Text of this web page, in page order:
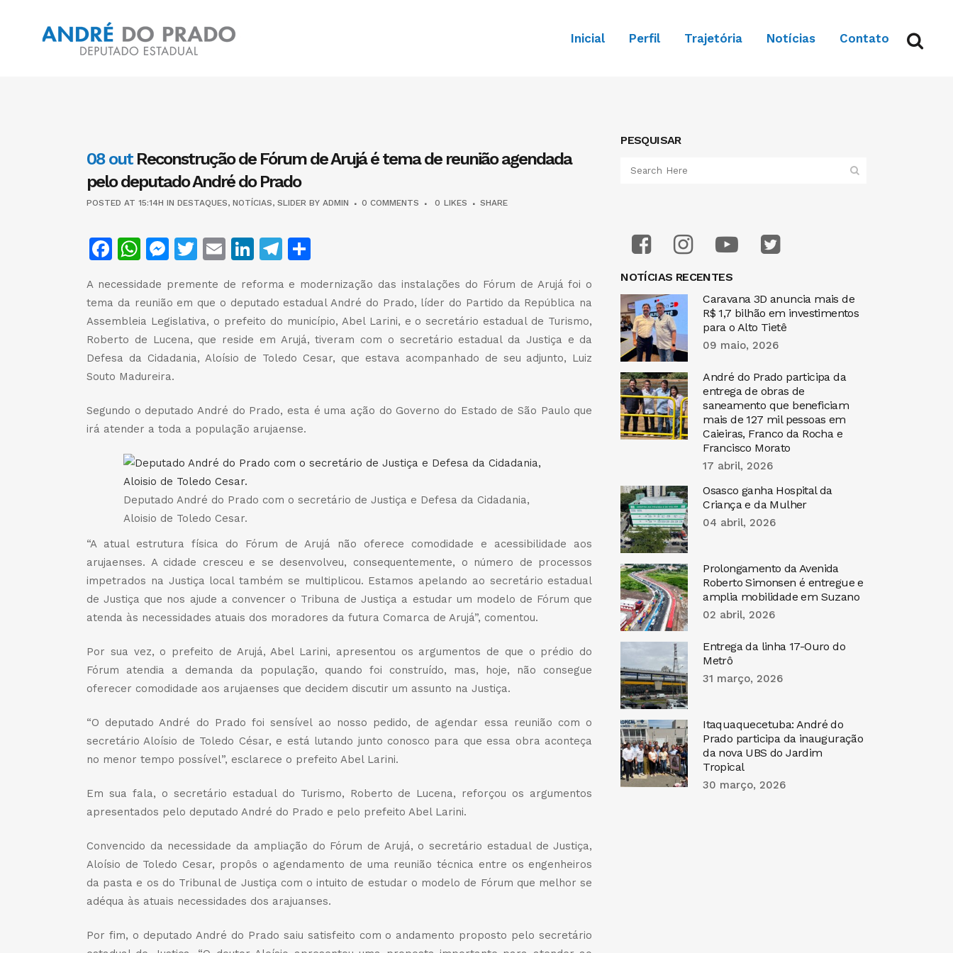
Inicial Perfil Trajetória Notícias Contato
08 outReconstrução de Fórum de Arujá é tema de reunião agendada
pelo deputado André do Prado
POSTED AT 15:14H IN DESTAQUES, NOTÍCIAS, SLIDER BY ADMIN 0 COMMENTS 0 LIKES SHARE
Facebook
WhatsApp
Messenger
Twitter
EmailLinkedIn
Telegram
A necessidade premente de reforma e modernização das instalações do Fórum de Arujá foi o
tema da reunião em que o deputado estadual André do Prado, líder do Partido da República na
Assembleia Legislativa, o prefeito do município, Abel Larini, e o secretário estadual de Turismo,
Roberto de Lucena, que reside em Arujá, tiveram com o secretário estadual da Justiça e da
Defesa da Cidadania, Aloísio de Toledo Cesar, que estava acompanhado de seu adjunto, Luiz
Souto Madureira.
Segundo o deputado André do Prado, esta é uma ação do Governo do Estado de São Paulo que
irá atender a toda a população arujaense.
Deputado André do Prado com o secretário de Justiça e Defesa da Cidadania,
Aloisio de Toledo Cesar.
“A atual estrutura física do Fórum de Arujá não oferece comodidade e acessibilidade aos
arujaenses. A cidade cresceu e se desenvolveu, consequentemente, o número de processos
impetrados na Justiça local também se multiplicou. Estamos apelando ao secretário estadual
de Justiça que nos ajude a convencer o Tribuna de Justiça a estudar um modelo de Fórum que
atenda às necessidades atuais dos moradores da futura Comarca de Arujá”, comentou.
Por sua vez, o prefeito de Arujá, Abel Larini, apresentou os argumentos de que o prédio do
Fórum atendia a demanda da população, quando foi construído, mas, hoje, não consegue
oferecer comodidade aos arujaenses que decidem discutir um assunto na Justiça.
“O deputado André do Prado foi sensível ao nosso pedido, de agendar essa reunião com o
secretário Aloísio de Toledo César, e está lutando junto conosco para que essa obra aconteça
no menor tempo possível”, esclarece o prefeito Abel Larini.
Em sua fala, o secretário estadual do Turismo, Roberto de Lucena, reforçou os argumentos
apresentados pelo deputado André do Prado e pelo prefeito Abel Larini.
Convencido da necessidade da ampliação do Fórum de Arujá, o secretário estadual de Justiça,
Aloísio de Toledo Cesar, propôs o agendamento de uma reunião técnica entre os engenheiros
da pasta e os do Tribunal de Justiça com o intuito de estudar o modelo de Fórum que melhor se
adéqua às atuais necessidades dos arajuanses.
Por fim, o deputado André do Prado saiu satisfeito com o andamento proposto pelo secretário
PESQUISAR
NOTÍCIAS RECENTES
Caravana 3D anuncia mais de
R$ 1,7 bilhão em investimentos
para o Alto Tietê
09 maio, 2026
André do Prado participa da
entrega de obras de
saneamento que beneficiam
mais de 127 mil pessoas em
Caieiras, Franco da Rocha e
Francisco Morato
17 abril, 2026
Osasco ganha Hospital da
Criança e da Mulher
04 abril, 2026
Prolongamento da Avenida
Roberto Simonsen é entregue e
amplia mobilidade em Suzano
02 abril, 2026
Entrega da linha 17-Ouro do
Metrô
31 março, 2026
Itaquaquecetuba: André do
Prado participa da inauguração
da nova UBS do Jardim
Tropical
30 março, 2026